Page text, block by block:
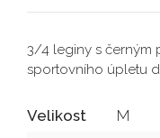
3/4 leginy s černým
sportovního úpletu
Velikost
M